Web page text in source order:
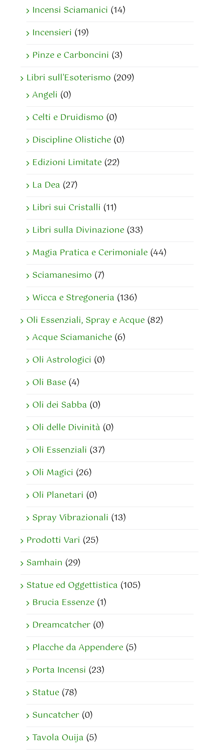
Incensi Sciamanici (14)
Incensieri (19)
Pinze e Carboncini (3)
Libri sull'Esoterismo (209)
Angeli (0)
Celti e Druidismo (0)
Discipline Olistiche (0)
Edizioni Limitate (22)
La Dea (27)
Libri sui Cristalli (11)
Libri sulla Divinazione (33)
Magia Pratica e Cerimoniale (44)
Sciamanesimo (7)
Wicca e Stregoneria (136)
Oli Essenziali, Spray e Acque (82)
Acque Sciamaniche (6)
Oli Astrologici (0)
Oli Base (4)
Oli dei Sabba (0)
Oli delle Divinità (0)
Oli Essenziali (37)
Oli Magici (26)
Oli Planetari (0)
Spray Vibrazionali (13)
Prodotti Vari (25)
Samhain (29)
Statue ed Oggettistica (105)
Brucia Essenze (1)
Dreamcatcher (0)
Placche da Appendere (5)
Porta Incensi (23)
Statue (78)
Suncatcher (0)
Tavola Ouija (5)